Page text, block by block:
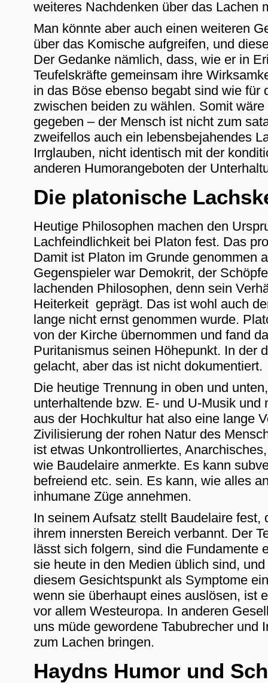
weiteres Nachdenken über das Lachen
Man könnte aber auch einen weiteren
über das Komische aufgreifen, und
Der Gedanke nämlich, dass, wie er in
Teufelskräfte gemeinsam ihre
in das Böse ebenso begabt sind wie
zwischen beiden zu wählen. Somit
gegeben – der Mensch ist nicht zum
zweifellos auch ein lebensbejahendes
Irrglauben, nicht identisch mit der
anderen Humorangeboten der
Die platonische
Heutige Philosophen machen den
Lachfeindlichkeit bei Platon fest. Das
Damit ist Platon im Grunde genommen
Gegenspieler war Demokrit, der
lachenden Philosophen, denn sein
Heiterkeit geprägt. Das ist wohl auch
lange nicht ernst genommen wurde.
von der Kirche übernommen und fand
Puritanismus seinen Höhepunkt. In der
gelacht, aber das ist nicht dokumentiert.
Die heutige Trennung in oben und
unterhaltende bzw. E- und U-Musik
aus der Hochkultur hat also eine lange
Zivilisierung der rohen Natur des
ist etwas Unkontrolliertes,
wie Baudelaire anmerkte. Es kann
befreiend etc. sein. Es kann, wie alles
inhumane Züge annehmen.
In seinem Aufsatz stellt Baudelaire
ihrem innersten Bereich verbannt. Der
lässt sich folgern, sind die Fundamente
sie heute in den Medien üblich sind,
diesem Gesichtspunkt als Symptome
wenn sie überhaupt eines auslösen, ist
vor allem Westeuropa. In anderen
uns müde gewordene Tabubrecher
zum Lachen bringen.
Haydns Humor und